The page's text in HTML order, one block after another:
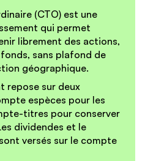
(CTO) est une
qui permet
librement des actions,
fonds, sans plafond de
géographique.
repose sur deux
espèces pour les
titres pour conserver
dividendes et le
versés sur le compte